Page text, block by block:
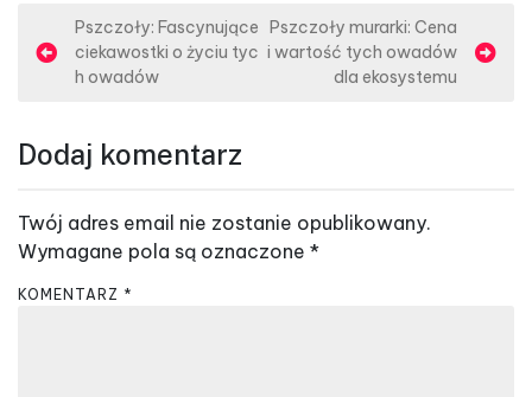
a
g
a
c
j
Pszczoły: Fascynujące
ciekawostki o życiu tyc
h owadów
Pszczoły murarki: Cena
i wartość tych owadów
dla ekosystemu
Dodaj komentarz
Twój adres email nie zostanie opublikowany.
Wymagane pola są oznaczone *
KOMENTARZ *